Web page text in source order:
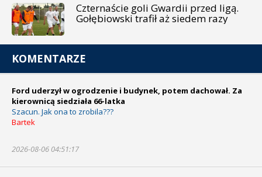
Czternaście goli Gwardii przed ligą.
Gołębiowski trafił aż siedem razy
KOMENTARZE
Ford uderzył w ogrodzenie i budynek, potem dachował. Za
kierownicą siedziała 66-latka
Szacun. Jak ona to zrobila???
Bartek
2026-08-06 04:51:17